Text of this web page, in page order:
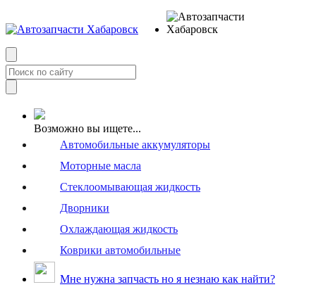
Возможно вы ищете...
Автомобильные аккумуляторы
Моторные масла
Стеклоомывающая жидкость
Дворники
Охлаждающая жидкость
Коврики автомобильные
Мне нужна запчасть но я незнаю как найти?